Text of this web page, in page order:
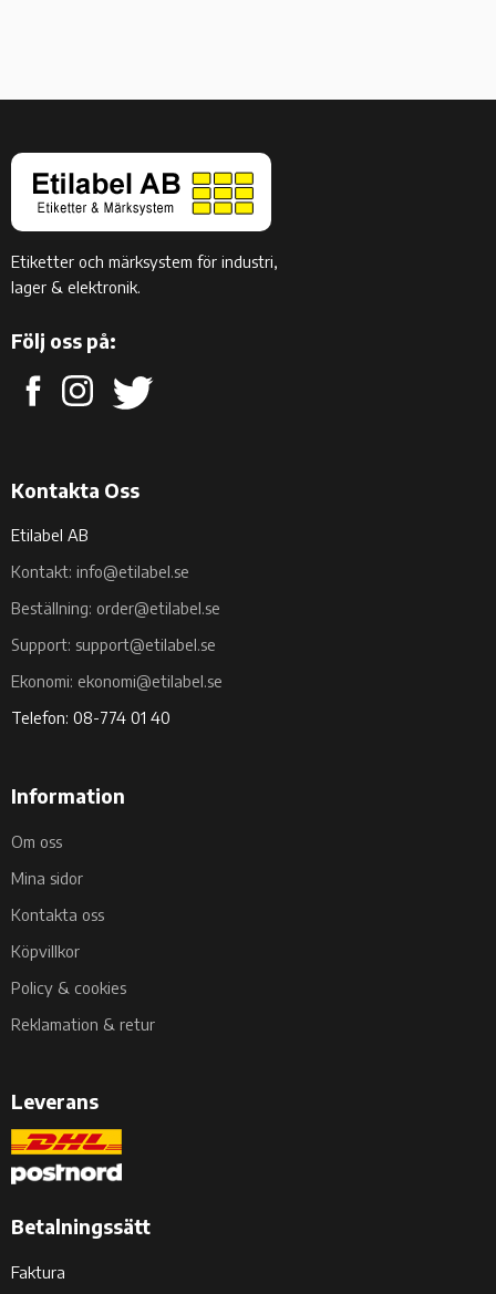
Etiketter och märksystem för industri,
lager & elektronik.
Följ oss på:
Kontakta Oss
Etilabel AB
Kontakt: info@etilabel.se
Beställning: order@etilabel.se
Support: support@etilabel.se
Ekonomi: ekonomi@etilabel.se
Telefon: 08-774 01 40
Information
Om oss
Mina sidor
Kontakta oss
Köpvillkor
Policy & cookies
Reklamation & retur
Leverans
Betalningssätt
Faktura